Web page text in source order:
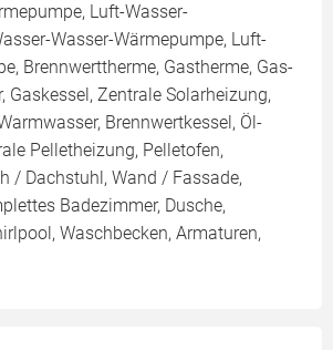
Luft-Wasser-
Wasser-Wärmepumpe, Luft-
Brennwerttherme, Gastherme, Gas-
Gaskessel, Zentrale Solarheizung,
Brennwertkessel, Öl-
Pelletheizung, Pelletofen,
/ Dachstuhl, Wand / Fassade,
Badezimmer, Dusche,
Waschbecken, Armaturen,